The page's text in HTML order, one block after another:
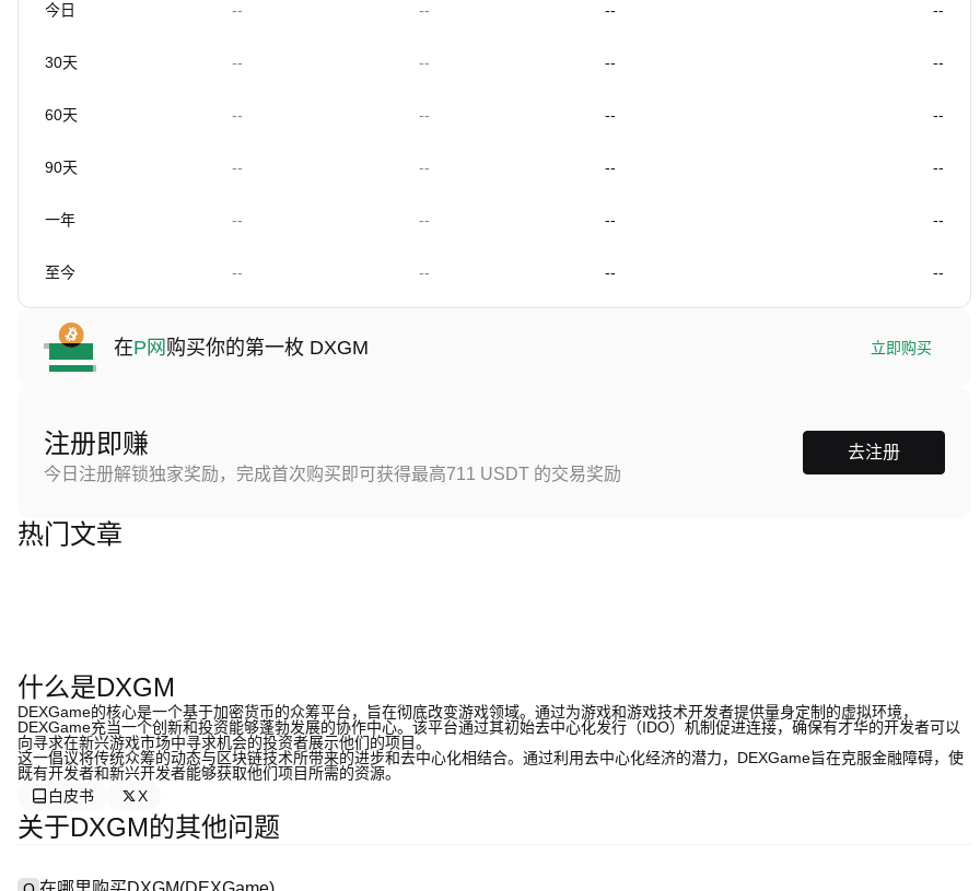
今日 -- -- -- --
30天 -- -- -- --
60天 -- -- -- --
90天 -- -- -- --
一年 -- -- -- --
至今 -- -- -- --
在P网 购买你的第一枚 DXGM 立即购买
注册即赚
今日注册解锁独家奖励，完成首次购买即可获得最高711 USDT 的交易奖励
去注册
热门文章
什么是DXGM
DEXGame的核心是一个基于加密货币的众筹平台，旨在彻底改变游戏领域。通过为游戏和游戏技术开发者提供量身定制的虚拟环境，
DEXGame充当一个创新和投资能够蓬勃发展的协作中心。该平台通过其初始去中心化发行（IDO）机制促进连接，确保有才华的开发者可以
向寻求在新兴游戏市场中寻求机会的投资者展示他们的项目。
这一倡议将传统众筹的动态与区块链技术所带来的进步和去中心化相结合。通过利用去中心化经济的潜力，DEXGame旨在克服金融障碍，使
既有开发者和新兴开发者能够获取他们项目所需的资源。
白皮书
X
关于DXGM的其他问题